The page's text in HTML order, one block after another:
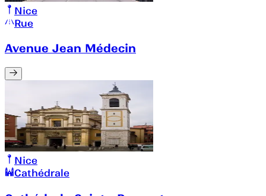
Nice
Rue
Avenue Jean Médecin
Nice
Cathédrale